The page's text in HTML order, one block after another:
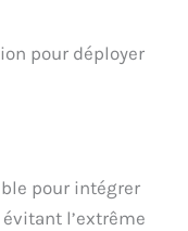
pour déployer
pour intégrer
l’extrême